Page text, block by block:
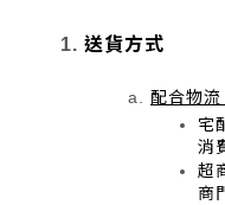
送貨方式
配合物流
宅
消
超
商